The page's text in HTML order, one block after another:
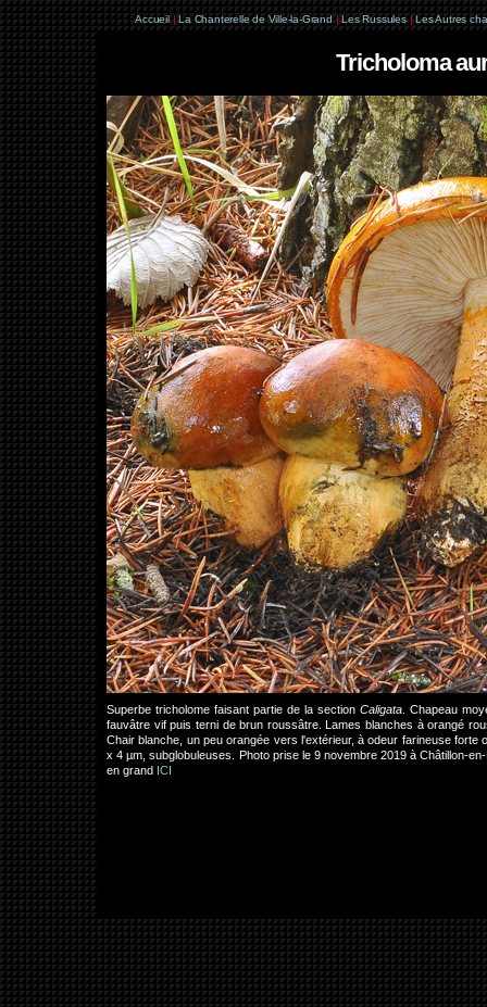
Accueil | La Chanterelle de Ville-la-Grand | Les Russules | Les Autres
Tricholoma
Superbe tricholome faisant partie de la sectionCaligata . Chapeau
fauvâtre vif puis terni de brun roussâtre. Lames blanches à orangé
Chair blanche, un peu orangée vers l'extérieur, à odeur farineuse
x 4 µm, subglobuleuses. Photo prise le 9 novembre 2019 à Châtillon-
en grand ICI